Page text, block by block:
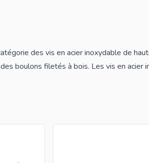
des vis en acier inoxydable de
boulons filetés à bois. Les vis en
acier inoxydable nécessite un